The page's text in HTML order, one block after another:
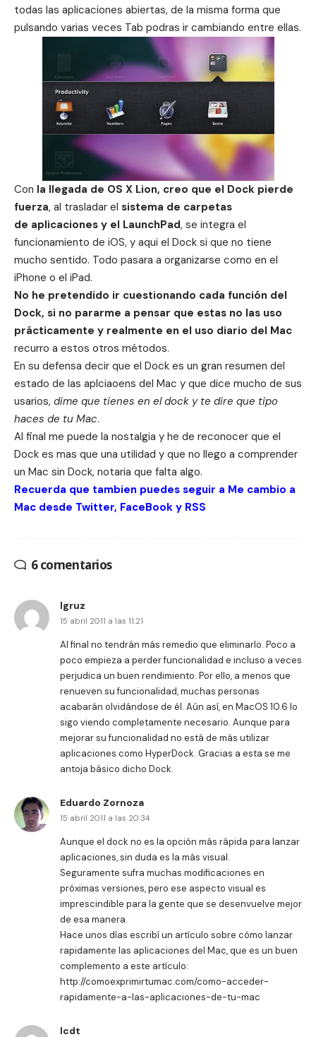
todas las aplicaciones abiertas, de la misma forma que
pulsando varias veces Tab podras ir cambiando entre ellas.
Con la llegada de OS X Lion, creo que el Dock pierde
fuerza, al trasladar el sistema de carpetas
de aplicaciones y el LaunchPad, se integra el
funcionamiento de iOS, y aqui el Dock si que no tiene
mucho sentido. Todo pasara a organizarse como en el
iPhone o el iPad.
No he pretendido ir cuestionando cada función del
Dock, si no pararme a pensar que estas no las uso
prácticamente y realmente en el uso diario del Mac
recurro a estos otros métodos.
En su defensa decir que el Dock es un gran resumen del
estado de las aplciaoens del Mac y que dice mucho de sus
usarios, dime que tienes en el dock y te dire que tipo
haces de tu Mac.
Al final me puede la nostalgia y he de reconocer que el
Dock es mas que una utilidad y que no llego a comprender
un Mac sin Dock, notaria que falta algo.
Recuerda que tambien puedes seguir a Me cambio a
Mac desde Twitter, FaceBook y RSS
6 comentarios
lgruz
15 abril 2011 a las 11:21
Al final no tendrán más remedio que eliminarlo. Poco a
poco empieza a perder funcionalidad e incluso a veces
perjudica un buen rendimiento. Por ello, a menos que
renueven su funcionalidad, muchas personas
acabarán olvidándose de él. Aún así, en MacOS 10.6 lo
sigo viendo completamente necesario. Aunque para
mejorar su funcionalidad no está de más utilizar
aplicaciones como HyperDock. Gracias a esta se me
antoja básico dicho Dock.
Eduardo Zornoza
15 abril 2011 a las 20:34
Aunque el dock no es la opción más rápida para lanzar
aplicaciones, sin duda es la más visual.
Seguramente sufra muchas modificaciones en
próximas versiones, pero ese aspecto visual es
imprescindible para la gente que se desenvuelve mejor
de esa manera.
Hace unos días escribí un artículo sobre cómo lanzar
rapidamente las aplicaciones del Mac, que es un buen
complemento a este artículo:
http://comoexprimirtumac.com/como-acceder-
rapidamente-a-las-aplicaciones-de-tu-mac
lcdt